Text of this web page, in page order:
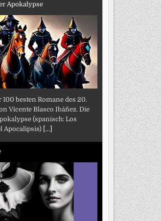
Apokalypse
100 besten Romane des 20.
Vicente Blasco Ibáñez. Die
(spanisch: Los
Apocalipsis) [...]